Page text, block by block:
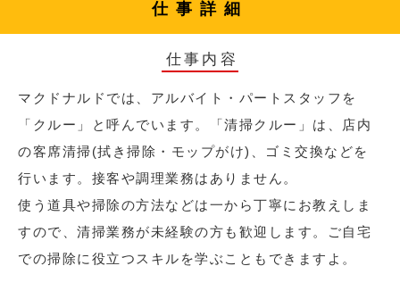
仕事詳細
仕事内容
マクドナルドでは、アルバイト・パートスタッフを
「クルー」と呼んでいます。「清掃クルー」は、店内
の客席清掃(拭き掃除・モップがけ)、ゴミ交換などを
行います。接客や調理業務はありません。
使う道具や掃除の方法などは一から丁寧にお教えしま
すので、清掃業務が未経験の方も歓迎します。ご自宅
での掃除に役立つスキルを学ぶこともできますよ。